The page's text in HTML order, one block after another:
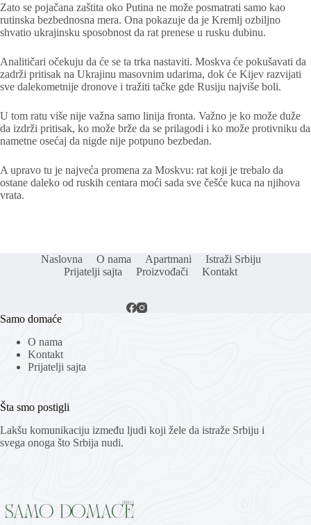
Zato se pojačana zaštita oko Putina ne može posmatrati samo kao
rutinska bezbednosna mera. Ona pokazuje da je Kremlj ozbiljno
shvatio ukrajinsku sposobnost da rat prenese u rusku dubinu.
Analitičari očekuju da će se ta trka nastaviti. Moskva će pokušavati da
zadrži pritisak na Ukrajinu masovnim udarima, dok će Kijev razvijati
sve dalekometnije dronove i tražiti tačke gde Rusiju najviše boli.
U tom ratu više nije važna samo linija fronta. Važno je ko može duže
da izdrži pritisak, ko može brže da se prilagodi i ko može protivniku da
nametne osećaj da nigde nije potpuno bezbedan.
A upravo tu je najveća promena za Moskvu: rat koji je trebalo da
ostane daleko od ruskih centara moći sada sve češće kuca na njihova
vrata.
Naslovna O nama Apartmani
Istraži Srbiju
Prijatelji sajta
Proizvođači Kontakt
Samo domaće
O nama
Kontakt
Prijatelji sajta
Šta smo postigli
Lakšu komunikaciju između ljudi koji žele da istraže Srbiju i
svega onoga što Srbija nudi.